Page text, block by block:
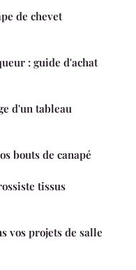
de chevet
: guide d'achat
d'un tableau
bouts de canapé
tissus
vos projets de salle